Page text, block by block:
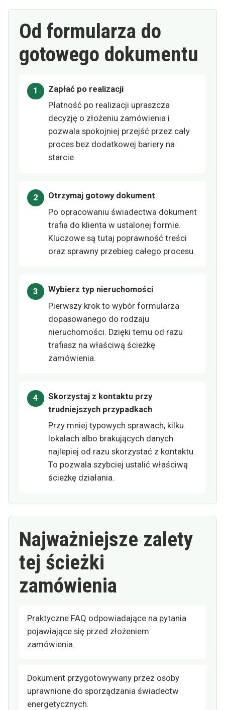
Od formularza do
gotowego dokumentu
Zapłać po realizacji
Płatność po realizacji upraszcza
decyzję o złożeniu zamówienia i
pozwala spokojniej przejść przez cały
proces bez dodatkowej bariery na
starcie.
Otrzymaj gotowy dokument
Po opracowaniu świadectwa dokument
trafia do klienta w ustalonej formie.
Kluczowe są tutaj poprawność treści
oraz sprawny przebieg całego procesu.
Wybierz typ nieruchomości
Pierwszy krok to wybór formularza
dopasowanego do rodzaju
nieruchomości. Dzięki temu od razu
trafiasz na właściwą ścieżkę
zamówienia.
Skorzystaj z kontaktu przy
trudniejszych przypadkach
Przy mniej typowych sprawach, kilku
lokalach albo brakujących danych
najlepiej od razu skorzystać z kontaktu.
To pozwala szybciej ustalić właściwą
ścieżkę działania.
Najważniejsze zalety
tej ścieżki
zamówienia
Praktyczne FAQ odpowiadające na pytania
pojawiające się przed złożeniem
zamówienia.
Dokument przygotowywany przez osoby
uprawnione do sporządzania świadectw
energetycznych.